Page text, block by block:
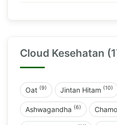
Cloud Kesehatan
Oat (9) Jintan Hitam (10)
Ashwagandha (6)